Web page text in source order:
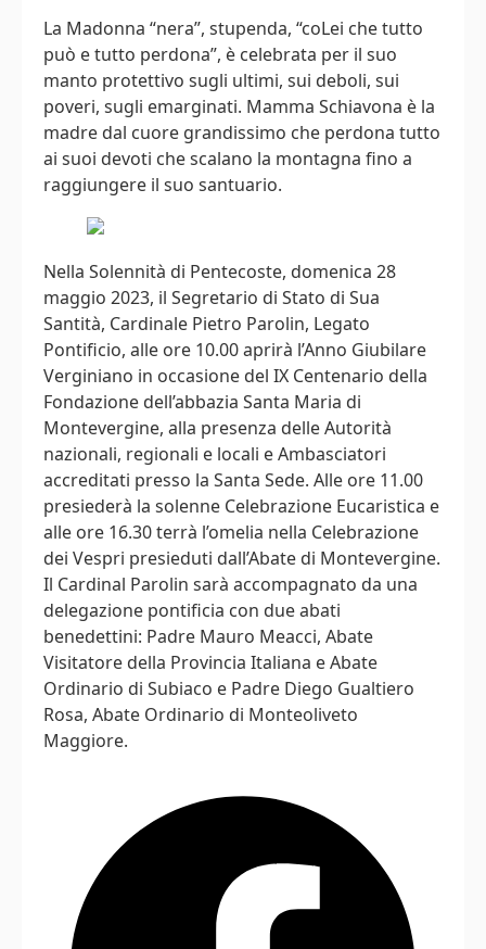
La Madonna “nera”, stupenda, “coLei che tutto
può e tutto perdona”, è celebrata per il suo
manto protettivo sugli ultimi, sui deboli, sui
poveri, sugli emarginati. Mamma Schiavona è la
madre dal cuore grandissimo che perdona tutto
ai suoi devoti che scalano la montagna fino a
raggiungere il suo santuario.
Nella Solennità di Pentecoste, domenica 28
maggio 2023, il Segretario di Stato di Sua
Santità, Cardinale Pietro Parolin, Legato
Pontificio, alle ore 10.00 aprirà l’Anno Giubilare
Verginiano in occasione del IX Centenario della
Fondazione dell’abbazia Santa Maria di
Montevergine, alla presenza delle Autorità
nazionali, regionali e locali e Ambasciatori
accreditati presso la Santa Sede. Alle ore 11.00
presiederà la solenne Celebrazione Eucaristica e
alle ore 16.30 terrà l’omelia nella Celebrazione
dei Vespri presieduti dall’Abate di Montevergine.
Il Cardinal Parolin sarà accompagnato da una
delegazione pontificia con due abati
benedettini: Padre Mauro Meacci, Abate
Visitatore della Provincia Italiana e Abate
Ordinario di Subiaco e Padre Diego Gualtiero
Rosa, Abate Ordinario di Monteoliveto
Maggiore.